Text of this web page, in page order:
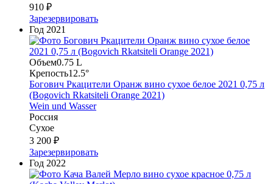
910 ₽
Зарезервировать
Год 2021
Объем0.75 L
Крепость12.5°
Богович Ркацители Оранж вино сухое белое 2021 0,75 л
(Bogovich Rkatsiteli Orange 2021)
Wein und Wasser
Россия
Сухое
3 200 ₽
Зарезервировать
Год 2022